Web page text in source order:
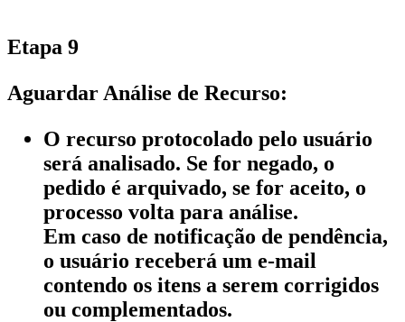
Etapa 9
Aguardar Análise de Recurso:
O recurso protocolado pelo usuário
será analisado. Se for negado, o
pedido é arquivado, se for aceito, o
processo volta para análise.
Em caso de notificação de pendência,
o usuário receberá um e-mail
contendo os itens a serem corrigidos
ou complementados.